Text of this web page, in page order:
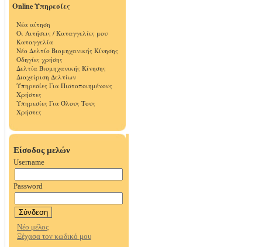
Online Υπηρεσίες
Νέα αίτηση
Οι Αιτήσεις / Καταγγελίες μου
Καταγγελία
Νέο Δελτίο Βιομηχανικής Κίνησης
Οδηγίες χρήσης
Δελτία Βιομηχανικής Κίνησης
Διαχείριση Δελτίων
Υπηρεσίες Για Πιστοποιημένους
Χρήστες
Υπηρεσίες Για Όλους Τους
Χρήστες